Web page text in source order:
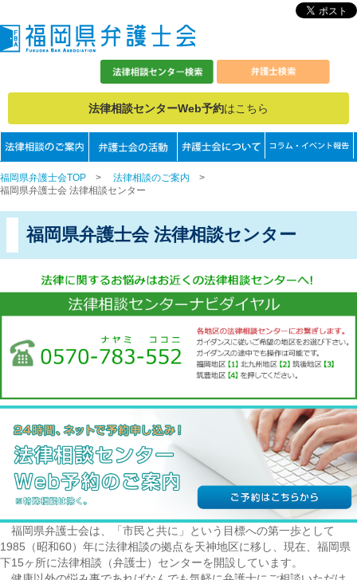
法律相談センターWeb予約はこちら
福岡県弁護士会TOP > 法律相談のご案内 >
福岡県弁護士会 法律相談センター
福岡県弁護士会 法律相談センター
福岡県弁護士会は、「市民と共に」という目標への第一歩として
1985（昭和60）年に法律相談の拠点を天神地区に移し、現在、福岡県
下15ヶ所に法律相談（弁護士）センターを開設しています。